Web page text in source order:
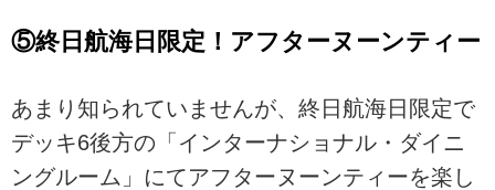
⑤終日航海日限定！アフターヌーンティー
あまり知られていませんが、終日航海日限定で
デッキ6後方の「インターナショナル・ダイニ
ングルーム」にてアフターヌーンティーを楽し